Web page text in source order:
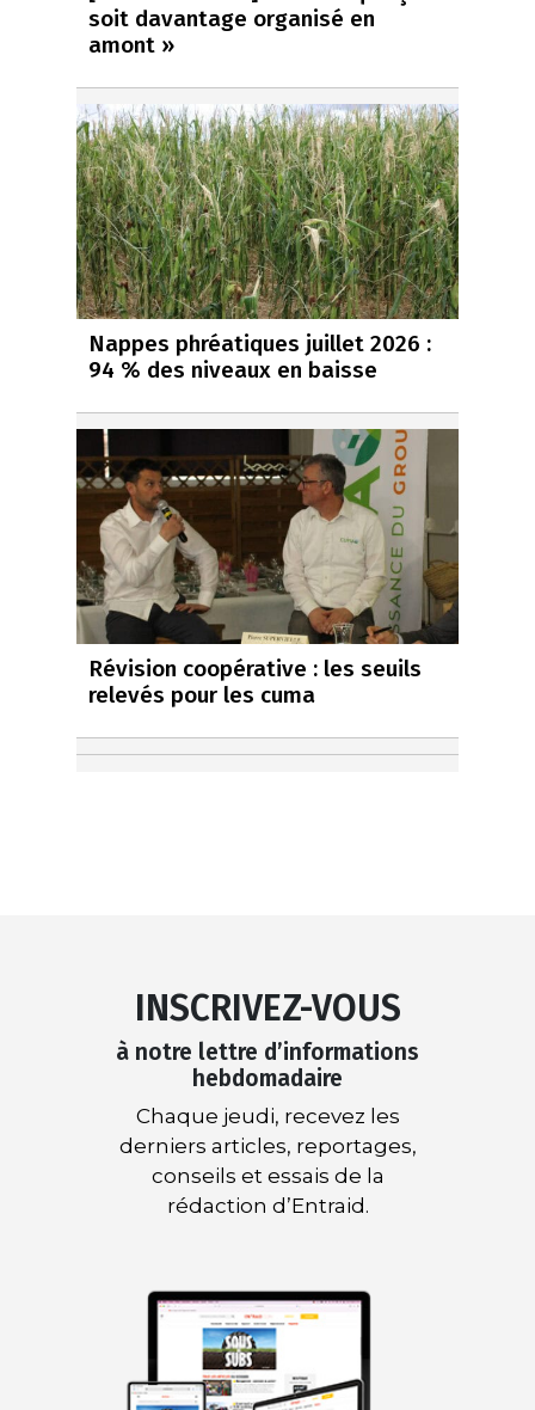
soit davantage organisé en
amont »
Nappes phréatiques juillet 2026 :
94 % des niveaux en baisse
Révision coopérative : les seuils
relevés pour les cuma
INSCRIVEZ-VOUS
à notre lettre d’informations
hebdomadaire
Chaque jeudi, recevez les
derniers articles, reportages,
conseils et essais de la
rédaction d’Entraid.